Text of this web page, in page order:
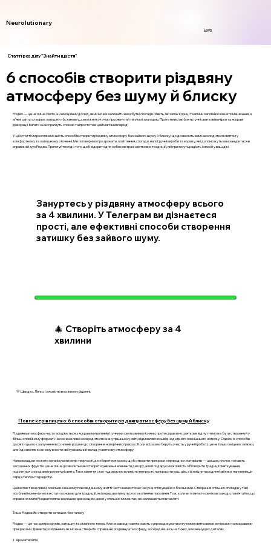
Neurolutionary
Login
Статті розділу "Знайти щастя"
6 способів створити різдвяну
атмосферу без шуму й блиску
Різдво — це не лише свято, а й емоційний досвід, який може залишити незабутні спогади. Уявіть, як запах кориці та ялини заповнює ваше помешкання, а
м’яке світло створює затишну обстановку, де кожен куточок просякнутий теплом і злагодою. Проте не всі люблять гучні святкові вечірки та яскраві
декорації. Багато з нас прагнуть спокою та простоти в цей магічний період.
У цій статті ми розглянемо шість способів створити різдвяну атмосферу без зайвого шуму й блиску, що дозволить вам насолодитися святом у
комфортному та затишному оточенні. Ми поговоримо про аромати, освітлення, спогади, напої, ручні вироби та музику, які допоможуть вам зануритися в
справжній дух Різдва. Приготуйтеся до того, щоб відкрити для себе нові грані святкових традицій, які принесуть радість і спокій у ваш дім.
Зануртесь у різдвяну атмосферу всього
за 4 хвилини. У Телеграм ви дізнаєтеся
прості, але ефективні способи створення
затишку без зайвого шуму.
🎄 Створіть атмосферу за 4
хвилини
💛 Швидко. Легко. І з ясністю в кожному рішенні.
Повне керівництво: 6 способів створити різдвяну атмосферу без шуму й блиску
Різдвяна атмосфера часто асоціюється з яскравими вогнями і гучними святковими піснями, проте справжнє святкове відчуття може бути створене й у
більш спокійному форматі. Часом важливо зосередитися на внутрішньому світі, відмовляючись від надмірного зовнішнього натиску. Одним із способів
досягти цього є залучення всіх членів родини до створення новорічних прикрас. Коли всі разом беруть участь у ручній роботі, це не тільки зміцнює зв’язки,
але й дозволяє кожному внести свій унікальний вклад у святкову атмосферу.
Наприклад, ви можете організувати вечір творчості, де зберетеся разом, щоб створити прикраси з природних матеріалів — шишок, гілочок та навіть
засушених фруктів. Це не лише дозволить вам створити унікальні елементи декору, але й подарує можливість обговорити традиції святкування,
поділитися спогадами про минулі свята. Таке заняття стає чудовою можливістю не просто прикрасити ваш дім, а й зміцнити родинні зв’язки, наповнивши
серця теплом та радістю.
Цей аспект важливий, оскільки в нашому повсякденному житті часто не вистачає часу на спілкування з близькими. Створення спільних спогадів у такі
особливі моменти може стати основою для традицій, які передаватимуться з покоління в покоління. Тож, коли ви плануєте святкові заходи, пам’ятайте, що
справжня магія Різдва полягає не лише в декораціях, але й у спільних моментах, які залишаються в пам’яті.
Тиша Різдва: Як створити затишок без галасу
Різдво — це час для роздумів, затишку та сімейного тепла. Але не завжди свята мають супроводжуватися гучними святковими вечірками та яскравими
прикрасами. Давайте розглянемо, як можна створити справжню різдвяну атмосферу, зосередившись на тихих, але значущих деталях.
1. Ароматерапія